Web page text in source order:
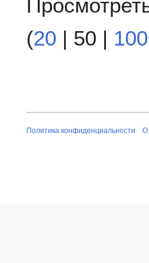
(20 | 50 | 100
Политика конфиденциальности О